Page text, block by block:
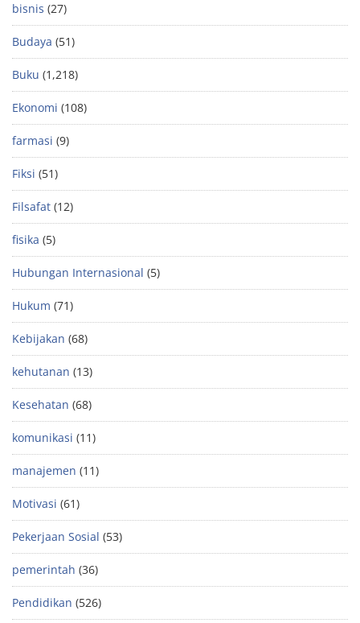
bisnis (27)
Budaya (51)
Buku (1,218)
Ekonomi (108)
farmasi (9)
Fiksi (51)
Filsafat (12)
fisika (5)
Hubungan Internasional (5)
Hukum (71)
Kebijakan (68)
kehutanan (13)
Kesehatan (68)
komunikasi (11)
manajemen (11)
Motivasi (61)
Pekerjaan Sosial (53)
pemerintah (36)
Pendidikan (526)